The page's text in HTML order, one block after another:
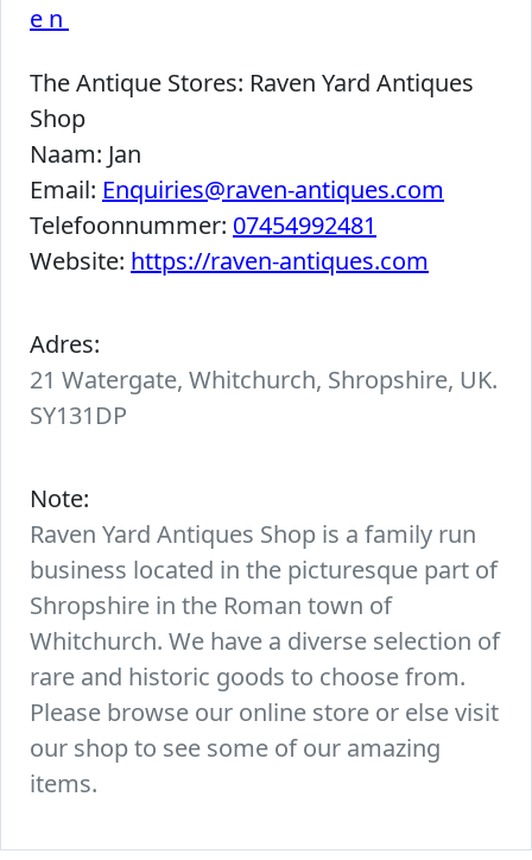
en
The Antique Stores: Raven Yard Antiques
Shop
Naam: Jan
Email: Enquiries@raven-antiques.com
Telefoonnummer: 07454992481
Website: https://raven-antiques.com
Adres:
21 Watergate, Whitchurch, Shropshire, UK.
SY131DP
Note:
Raven Yard Antiques Shop is a family run
business located in the picturesque part of
Shropshire in the Roman town of
Whitchurch. We have a diverse selection of
rare and historic goods to choose from.
Please browse our online store or else visit
our shop to see some of our amazing
items.